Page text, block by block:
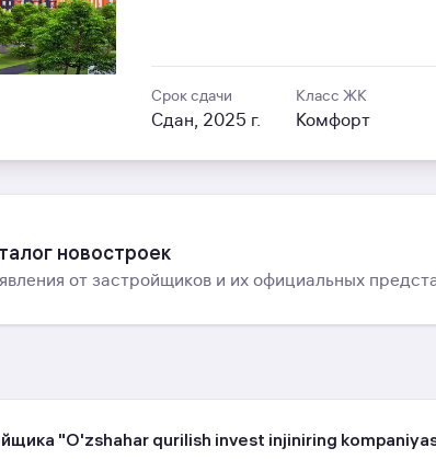
Срок сдачи
Сдан, 2025 г.
Класс ЖК
Комфорт
новостроек
от застройщиков и их официальных
"O'zshahar qurilish invest injiniring